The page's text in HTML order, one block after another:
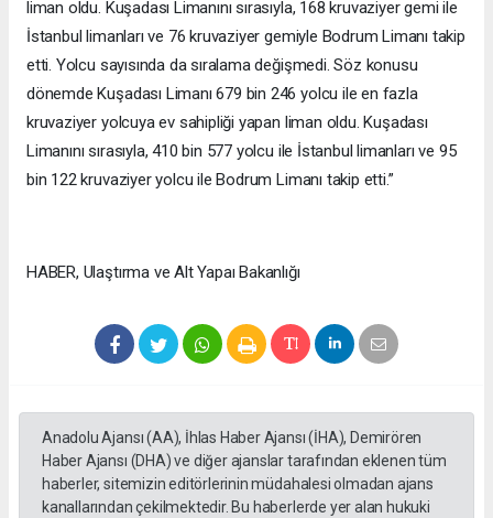
liman oldu. Kuşadası Limanını sırasıyla, 168 kruvaziyer gemi ile
İstanbul limanları ve 76 kruvaziyer gemiyle Bodrum Limanı takip
etti. Yolcu sayısında da sıralama değişmedi. Söz konusu
dönemde Kuşadası Limanı 679 bin 246 yolcu ile en fazla
kruvaziyer yolcuya ev sahipliği yapan liman oldu. Kuşadası
Limanını sırasıyla, 410 bin 577 yolcu ile İstanbul limanları ve 95
bin 122 kruvaziyer yolcu ile Bodrum Limanı takip etti.”
HABER, Ulaştırma ve Alt Yapaı Bakanlığı
Anadolu Ajansı (AA), İhlas Haber Ajansı (İHA), Demirören
Haber Ajansı (DHA) ve diğer ajanslar tarafından eklenen tüm
haberler, sitemizin editörlerinin müdahalesi olmadan ajans
kanallarından çekilmektedir. Bu haberlerde yer alan hukuki